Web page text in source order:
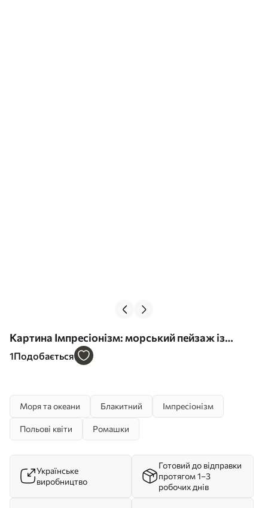
Картина Імпресіонізм: морський пейзаж із
вітрильником і квітами Арт. s48813
1Подобається
Моря та океани Блакитний Імпресіонізм
Польові квіти Ромашки
Українське
виробництво
Готовий до відправки
протягом 1–3
робочих днів